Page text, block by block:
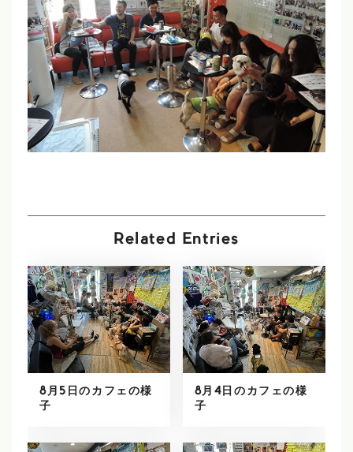
Related Entries
8月5日のカフェの様
子
8月4日のカフェの様
子